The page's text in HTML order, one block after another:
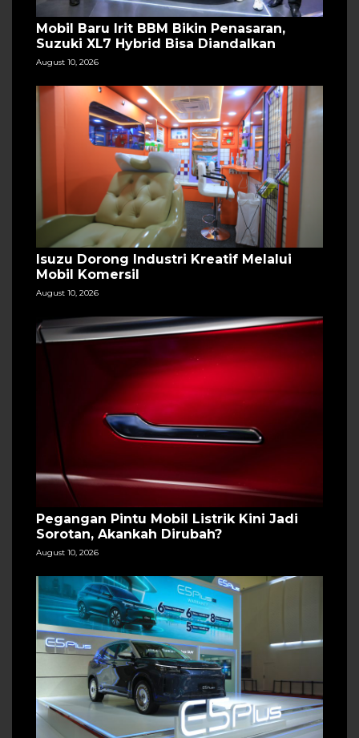
Mobil Baru Irit BBM Bikin Penasaran,
Suzuki XL7 Hybrid Bisa Diandalkan
August 10, 2026
Isuzu Dorong Industri Kreatif Melalui
Mobil Komersil
August 10, 2026
Pegangan Pintu Mobil Listrik Kini Jadi
Sorotan, Akankah Dirubah?
August 10, 2026